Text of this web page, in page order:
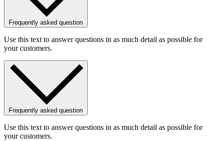
Frequently asked question
Use this text to answer questions in as much detail as possible for
your customers.
Frequently asked question
Use this text to answer questions in as much detail as possible for
your customers.